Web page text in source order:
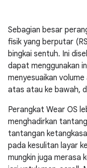
Sebagian besar
fisik yang berputar
bingkai sentuh. Ini
dapat menggunakan
menyesuaikan
atas atau ke bawah,
Perangkat Wear OS
menghadirkan
tantangan
pada kesulitan layar
mungkin juga merasa